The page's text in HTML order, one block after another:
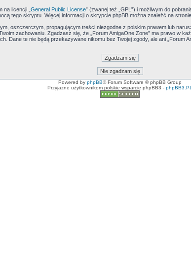
licencji „ General Public License” (zwanej też „GPL”) i możliwym do
tego skryptu. Więcej informacji o skrypcie phpBB można znaleźć na stronie
oszczerczym, propagującym treści niezgodne z polskim prawem lub
zachowaniu. Zgadzasz się, że „Forum AmigaOne Zone” ma prawo w
Dane te nie będą przekazywane nikomu bez Twojej zgody, ale ani „Forum
Powered by phpBB® Forum Software © phpBB Group
Przyjazne użytkownikom polskie wsparcie phpBB3 - phpBB3.PL